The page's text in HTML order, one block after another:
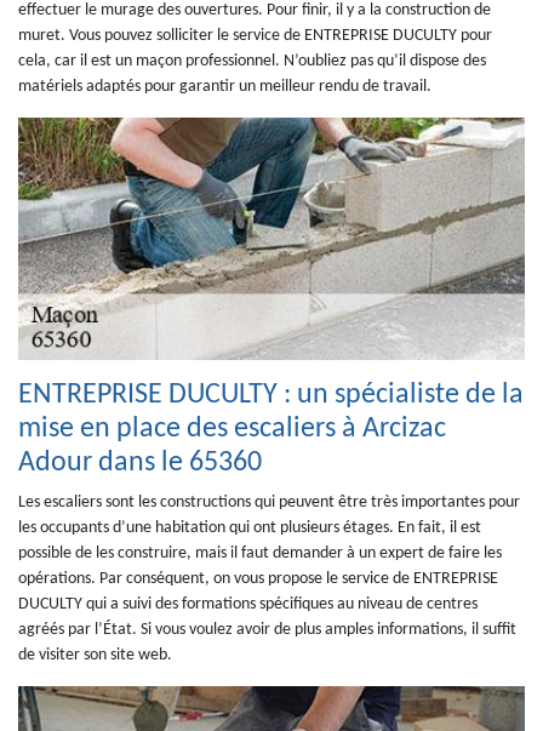
effectuer le murage des ouvertures. Pour finir, il y a la construction de
muret. Vous pouvez solliciter le service de ENTREPRISE DUCULTY pour
cela, car il est un maçon professionnel. N’oubliez pas qu’il dispose des
matériels adaptés pour garantir un meilleur rendu de travail.
ENTREPRISE DUCULTY : un spécialiste de la
mise en place des escaliers à Arcizac
Adour dans le 65360
Les escaliers sont les constructions qui peuvent être très importantes pour
les occupants d’une habitation qui ont plusieurs étages. En fait, il est
possible de les construire, mais il faut demander à un expert de faire les
opérations. Par conséquent, on vous propose le service de ENTREPRISE
DUCULTY qui a suivi des formations spécifiques au niveau de centres
agréés par l’État. Si vous voulez avoir de plus amples informations, il suffit
de visiter son site web.